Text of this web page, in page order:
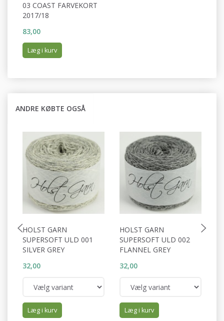
03 COAST FARVEKORT
2017/18
83,00
Læg i kurv
ANDRE KØBTE OGSÅ
HOLST GARN
SUPERSOFT ULD 001
SILVER GREY
32,00
Læg i kurv
HOLST GARN
SUPERSOFT ULD 002
FLANNEL GREY
32,00
Læg i kurv